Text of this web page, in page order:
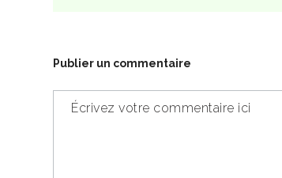
Publier un commentaire